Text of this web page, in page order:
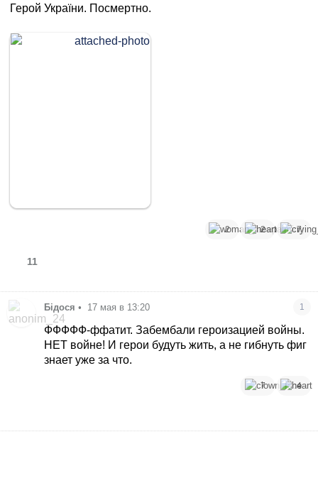
Герой України. Посмертно.
2 2 7
11
Бідося • 17 мая в 13:20 1
ФФФФФ-ффатит. Забембали героизацией войны.
НЕТ войне! И герои будуть жить, а не гибнуть фиг
знает уже за что.
7 4